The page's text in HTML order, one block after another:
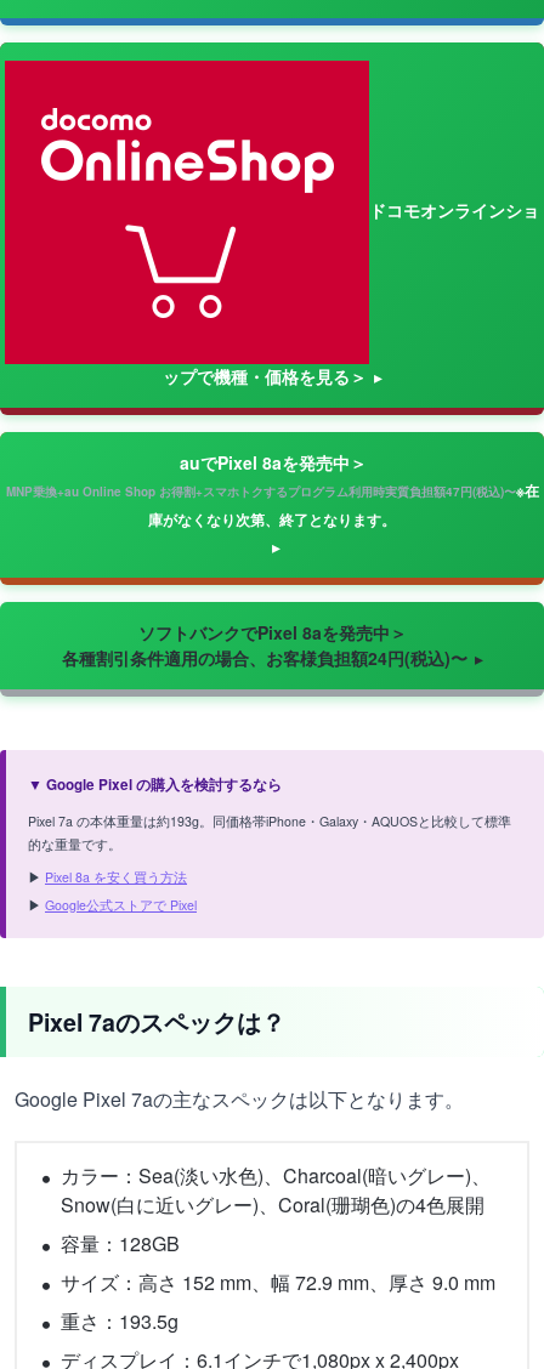
ドコモオンラインショ
ップで機種・価格を見る＞
auでPixel 8aを発売中＞
MNP乗換+au Online Shop お得割+スマホトクするプログラム利用時実質負担額47円(税込)〜※在
庫がなくなり次第、終了となります。
ソフトバンクでPixel 8aを発売中＞
各種割引条件適用の場合、お客様負担額24円(税込)〜
▼ Google Pixel の購入を検討するなら
Pixel 7a の本体重量は約193g。同価格帯iPhone・Galaxy・AQUOSと比較して標準
的な重量です。
▶ Pixel 8a を安く買う方法
▶ Google公式ストアで Pixel
Pixel 7aのスペックは？
Google Pixel 7aの主なスペックは以下となります。
カラー：Sea(淡い水色)、Charcoal(暗いグレー)、
Snow(白に近いグレー)、Coral(珊瑚色)の4色展開
容量：128GB
サイズ：高さ 152 mm、幅 72.9 mm、厚さ 9.0 mm
重さ：193.5g
ディスプレイ：6.1インチで1,080px x 2,400px